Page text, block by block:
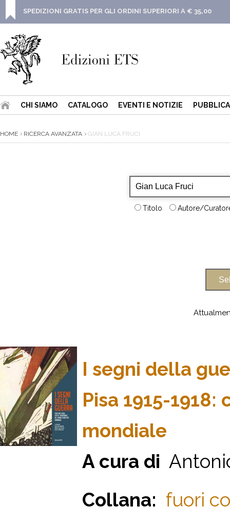
SPEDIZIONI GRATIS PER GLI ORDINI SUPERIORI A € 35,00
CHI SIAMO CATALOGO EVENTI E NOTIZIE
HOME RICERCA AVANZATA GIAN LUCA FRUCI
Titolo Autore/
I segni della
Pisa 1915-
mondiale
A cura di
Collana: fuori